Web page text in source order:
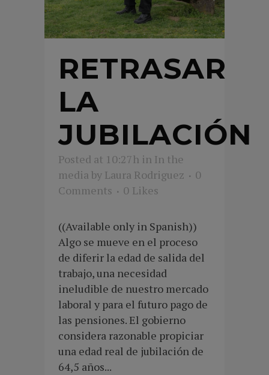
RETRASAR
LA
JUBILACIÓN
Posted at 10:27h in In the
media by Laura Rodriguez
0
Comments
0 Likes
((Available only in Spanish))
Algo se mueve en el proceso
de diferir la edad de salida del
trabajo, una necesidad
ineludible de nuestro mercado
laboral y para el futuro pago de
las pensiones. El gobierno
considera razonable propiciar
una edad real de jubilación de
64,5 años...